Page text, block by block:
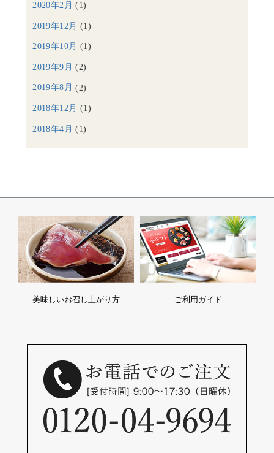
2020年2月 (1)
2019年12月 (1)
2019年10月 (1)
2019年9月 (2)
2019年8月 (2)
2018年12月 (1)
2018年4月 (1)
美味しいお召し上がり方 ご利用ガイド